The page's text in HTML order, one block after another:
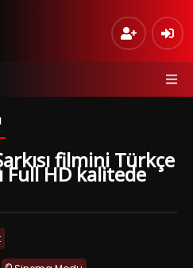
filmini Türkçe
Full HD kalitede